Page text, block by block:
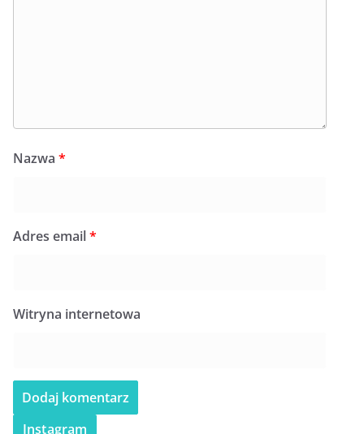
Nazwa *
Adres email*
Witryna internetowa
Instagram